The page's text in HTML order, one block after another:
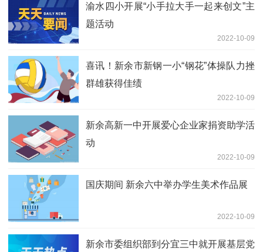
渝水四小开展“小手拉大手一起来创文”主
题活动
2022-10-09
喜讯！新余市新钢一小“钢花”体操队力挫
群雄获得佳绩
2022-10-09
新余高新一中开展爱心企业家捐资助学活
动
2022-10-09
国庆期间 新余六中举办学生美术作品展
2022-10-09
新余市委组织部到分宜三中就开展基层党